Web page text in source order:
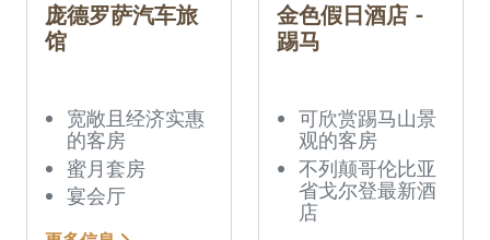
庞德罗萨汽车旅
馆
宽敞且经济实惠
的客房
蜜月套房
宴会厅
金色假日酒店 -
踢马
可欣赏踢马山景
观的客房
不列颠哥伦比亚
省戈尔登最新酒
店